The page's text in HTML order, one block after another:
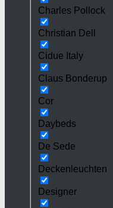
Charles Pollock
Christian Dell
Cidue Italy
Claus Bonderup
Cor
Daybeds
De Sede
Deckenleuchten
Designer